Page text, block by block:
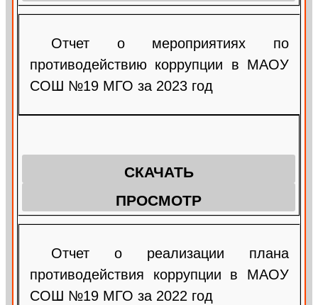
Отчет о мероприятиях по
противодействию коррупции в МАОУ
СОШ №19 МГО за 2023 год
СКАЧАТЬ
ПРОСМОТР
Отчет о реализации плана
противодействия коррупции в МАОУ
СОШ №19 МГО за 2022 год